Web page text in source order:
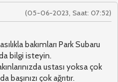
(05-06-2023, Saat: 07:52)
bakımları Park Subaru
bilgi isteyin.
ustası yoksa çok
çok ağrıtır.